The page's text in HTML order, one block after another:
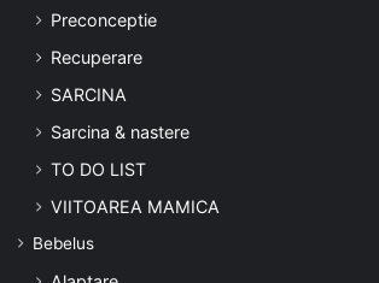
Preconceptie
Recuperare
SARCINA
Sarcina & nastere
TO DO LIST
VIITOAREA MAMICA
Bebelus